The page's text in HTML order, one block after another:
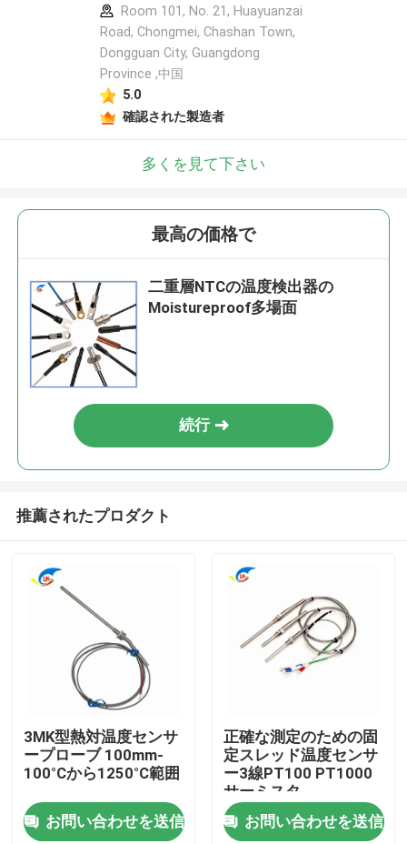
家へ
Room 101, No. 21, Huayuanzai
Road, Chongmei, Chashan Town,
Dongguan City, Guangdong
Province ,中国
5.0
確認された製造者
多くを見て下さい
最高の価格で
二重層NTCの温度検出器の
Moistureproof多場面
続行
推薦されたプロダクト
3MK型熱対温度センサ
ープローブ 100mm-
100°Cから1250°C範囲
お問い合わせを送信
正確な測定のための固
定スレッド温度センサ
ー3線PT100 PT1000
サーミスタ
お問い合わせを送信